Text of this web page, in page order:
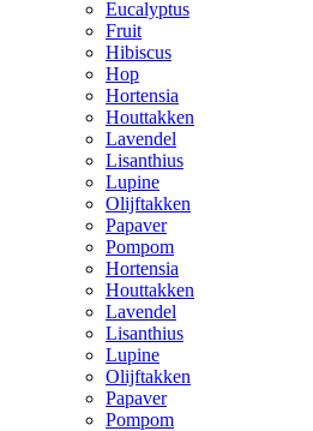
Eucalyptus
Fruit
Hibiscus
Hop
Hortensia
Houttakken
Lavendel
Lisanthius
Lupine
Olijftakken
Papaver
Pompom
Hortensia
Houttakken
Lavendel
Lisanthius
Lupine
Olijftakken
Papaver
Pompom